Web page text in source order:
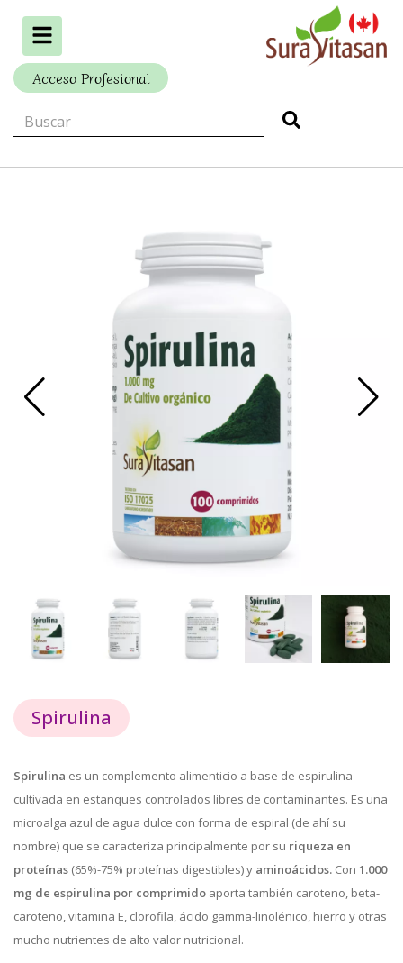
Alternar
navegación
Acceso Profesional
Spirulina
Spirulina es un complemento alimenticio a base de espirulina
cultivada en estanques controlados libres de contaminantes. Es una
microalga azul de agua dulce con forma de espiral (de ahí su
nombre) que se caracteriza principalmente por su riqueza en
proteínas (65%-75% proteínas digestibles) y aminoácidos. Con 1.000
mg de espirulina por comprimido aporta también caroteno, beta-
caroteno, vitamina E, clorofila, ácido gamma-linolénico, hierro y otras
mucho nutrientes de alto valor nutricional.